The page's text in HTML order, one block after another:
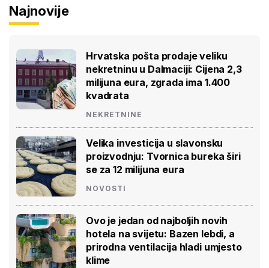
Najnovije
Hrvatska pošta prodaje veliku
nekretninu u Dalmaciji: Cijena 2,3
milijuna eura, zgrada ima 1.400
kvadrata
NEKRETNINE
Velika investicija u slavonsku
proizvodnju: Tvornica bureka širi
se za 12 milijuna eura
NOVOSTI
Ovo je jedan od najboljih novih
hotela na svijetu: Bazen lebdi, a
prirodna ventilacija hladi umjesto
klime